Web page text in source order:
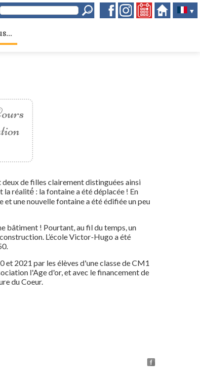
▼
de filles clairement distinguées ainsi
la réalité́ : la fontaine a été déplacée ! En
une nouvelle fontaine a été édifiée un peu
bâtiment ! Pourtant, au fil du temps, un
L’école Victor-Hugo a été
et 2021 par les élèves d'une classe de CM1
l'Age d'or, et avec le financement de
du Coeur.